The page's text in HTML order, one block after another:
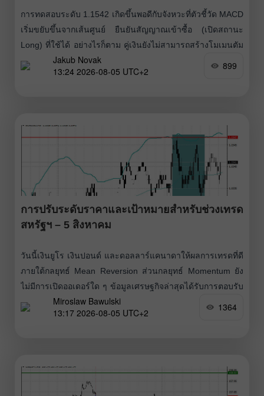
การทดสอบระดับ 1.1542 เกิดขึ้นพอดีกับจังหวะที่ตัวชี้วัด MACD
เริ่มขยับขึ้นจากเส้นศูนย์ ยืนยันสัญญาณเข้าซื้อ (เปิดสถานะ
Long) ที่ใช้ได้ อย่างไรก็ตาม คู่เงินยังไม่สามารถสร้างโมเมนตัม
ขาขึ้นที่ชัดเจนได้ รายงานกิจกรรมทางธุรกิจของยูโรโซนใน
เดือนกรกฎาคมออกมาดีกว่าที่คาด ช่วยหนุนค่าเงินยูโร โดย
Jakub Novak
13:24 2026-08-05 UTC+2
899
การปรับระดับราคาและเป้าหมายสำหรับช่วงเทรด
สหรัฐฯ – 5 สิงหาคม
วันนี้เงินยูโร เงินปอนด์ และดอลลาร์แคนาดาให้ผลการเทรดที่ดี
ภายใต้กลยุทธ์ Mean Reversion ส่วนกลยุทธ์ Momentum ยัง
ไม่มีการเปิดออเดอร์ใด ๆ ข้อมูลเศรษฐกิจล่าสุดได้รับการตอบรับ
ที่ดีจากบรรดานักเทรด กิจกรรมทางธุรกิจในยูโรโซนขยายตัว
ในเดือนกรกฎาคมในอัตราที่เร็วที่สุดในรอบแปดเดือน โดย
Miroslaw Bawulski
13:17 2026-08-05 UTC+2
1364